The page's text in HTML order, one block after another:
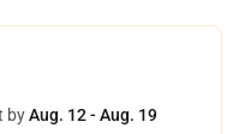
byAug. 12 - Aug. 19